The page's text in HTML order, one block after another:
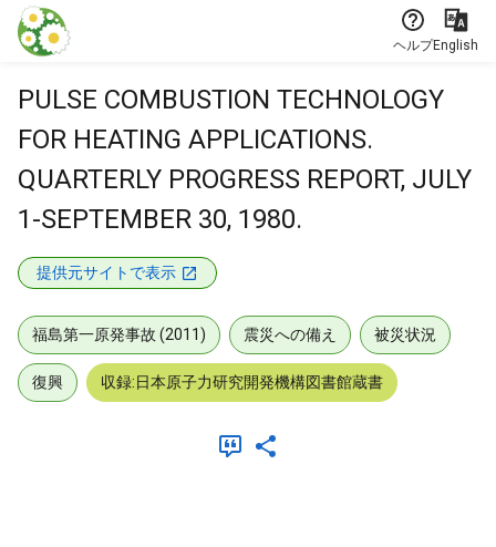
本文に飛ぶ
ヘルプEnglish
PULSE COMBUSTION TECHNOLOGY
FOR HEATING APPLICATIONS.
QUARTERLY PROGRESS REPORT, JULY
1-SEPTEMBER 30, 1980.
提供元サイトで表示
福島第一原発事故 (2011) 震災への備え 被災状況
復興 収録:日本原子力研究開発機構図書館蔵書